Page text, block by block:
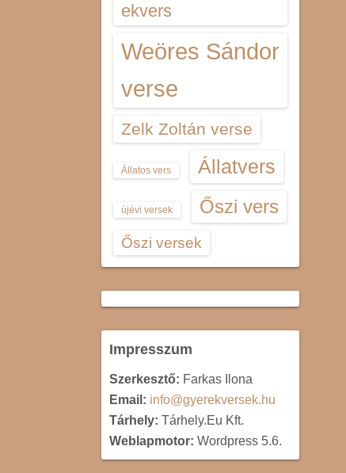
ekvers
Weöres Sándor
verse
Zelk Zoltán verse
Állatos vers Állatvers
újévi versek Őszi vers
Őszi versek
Impresszum
Szerkesztő: Farkas Ilona
Email: info@gyerekversek.hu
Tárhely: Tárhely.Eu Kft.
Weblapmotor: Wordpress 5.6.